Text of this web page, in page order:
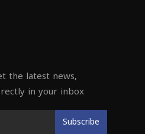
the latest news,
in your inbox
Subscribe